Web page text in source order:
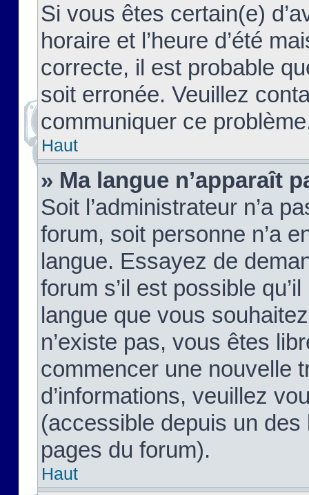
Si vous êtes certain(e)
horaire et l’heure d’été
correcte, il est probable
soit erronée. Veuillez
communiquer ce
Haut
» Ma langue n’apparaît
Soit l’administrateur n’a
forum, soit personne n’a
langue. Essayez de
forum s’il est possible
langue que vous
n’existe pas, vous êtes
commencer une nouvelle
d’informations, veuillez
(accessible depuis un
pages du forum).
Haut